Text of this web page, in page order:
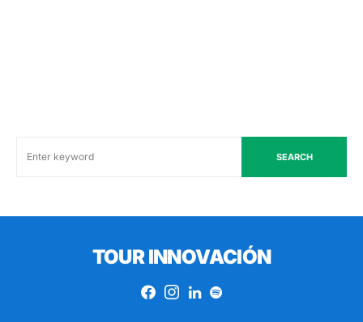
SEARCH
TOUR INNOVACIÓN